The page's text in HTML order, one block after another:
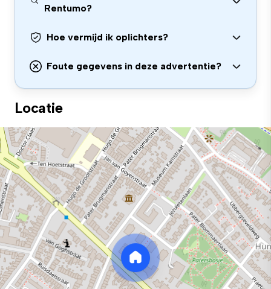
Rentumo?
Hoe vermijd ik oplichters?
Foute gegevens in deze advertentie?
Locatie